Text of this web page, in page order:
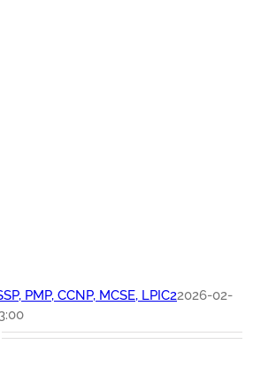
PMP, CCNP, MCSE, LPIC22026-02-